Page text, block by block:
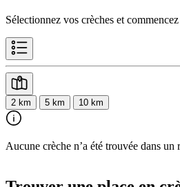
Sélectionnez vos crèches et
2 km 5 km 10 km
Aucune crèche n’a été trouvée dans